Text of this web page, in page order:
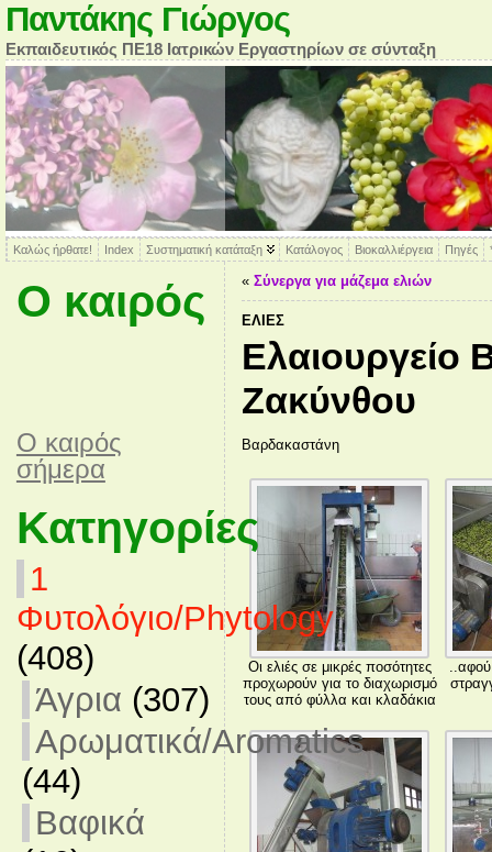
Παντάκης Γιώργος
Εκπαιδευτικός ΠΕ18 Ιατρικών Εργαστηρίων σε σύνταξη
Καλώς ήρθατε! Index Συστηματική κατάταξη Κατάλογος Βιοκαλλιέργεια Πηγές
Ο καιρός
O καιρός
σήμερα
Κατηγορίες
1
Φυτολόγιο/Phytology
(408)
Άγρια (307)
Αρωματικά/Aromatics
(44)
Βαφικά
« Σύνεργα για μάζεμα ελιών
ΕΛΙΈΣ
Ελαιουργείο
Ζακύνθου
Βαρδακαστάνη
Οι ελιές σε μικρές ποσότητες
προχωρούν για το διαχωρισμό
τους από φύλλα και κλαδάκια